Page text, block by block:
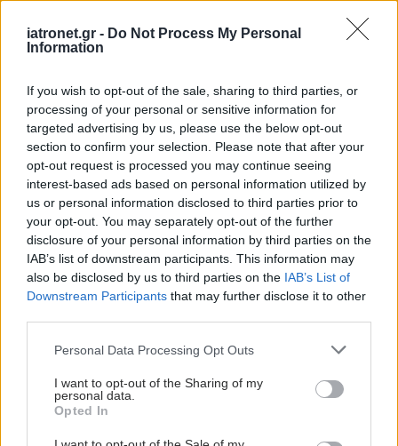
iatronet.gr - Do Not Process My Personal
Information
If you wish to opt-out of the sale, sharing to third parties, or
processing of your personal or sensitive information for
targeted advertising by us, please use the below opt-out
section to confirm your selection. Please note that after your
opt-out request is processed you may continue seeing
interest-based ads based on personal information utilized by
us or personal information disclosed to third parties prior to
your opt-out. You may separately opt-out of the further
disclosure of your personal information by third parties on the
IAB’s list of downstream participants. This information may
also be disclosed by us to third parties on the IAB’s List of
Downstream Participants that may further disclose it to other
Please note that this website/app uses one or more Google
not limited to your visit or usage behaviour. You may click to
grant or deny consent to Google and its third-party tags to
use your data for below specified purposes in below Google
consent section.
Personal Data Processing Opt Outs
I want to opt-out of the Sharing of my
personal data.
Opted In